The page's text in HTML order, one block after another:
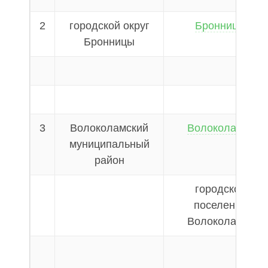
2
городской округ
Бронницы
Бронницы
3
Волоколамский
муниципальный
район
Волоколамск
городское
поселение
Волоколамск